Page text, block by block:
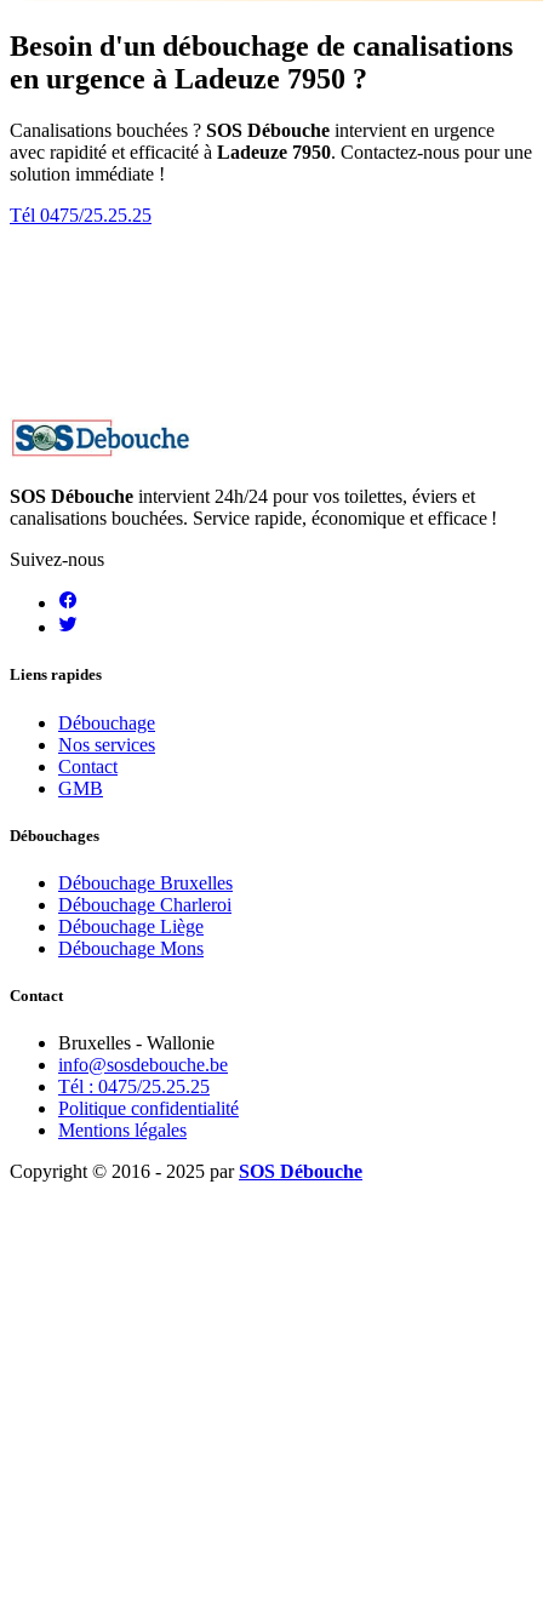
Besoin d'un débouchage de canalisations
en urgence à Ladeuze 7950 ?
Canalisations bouchées ? SOS Débouche intervient en urgence
avec rapidité et efficacité à Ladeuze 7950. Contactez-nous pour une
solution immédiate !
Tél 0475/25.25.25
SOS Débouche intervient 24h/24 pour vos toilettes, éviers et
canalisations bouchées. Service rapide, économique et efficace !
Suivez-nous
Liens rapides
Débouchage
Nos services
Contact
GMB
Débouchages
Débouchage Bruxelles
Débouchage Charleroi
Débouchage Liège
Débouchage Mons
Contact
Bruxelles - Wallonie
info@sosdebouche.be
Tél : 0475/25.25.25
Politique confidentialité
Mentions légales
Copyright © 2016 - 2025 parSOS Débouche